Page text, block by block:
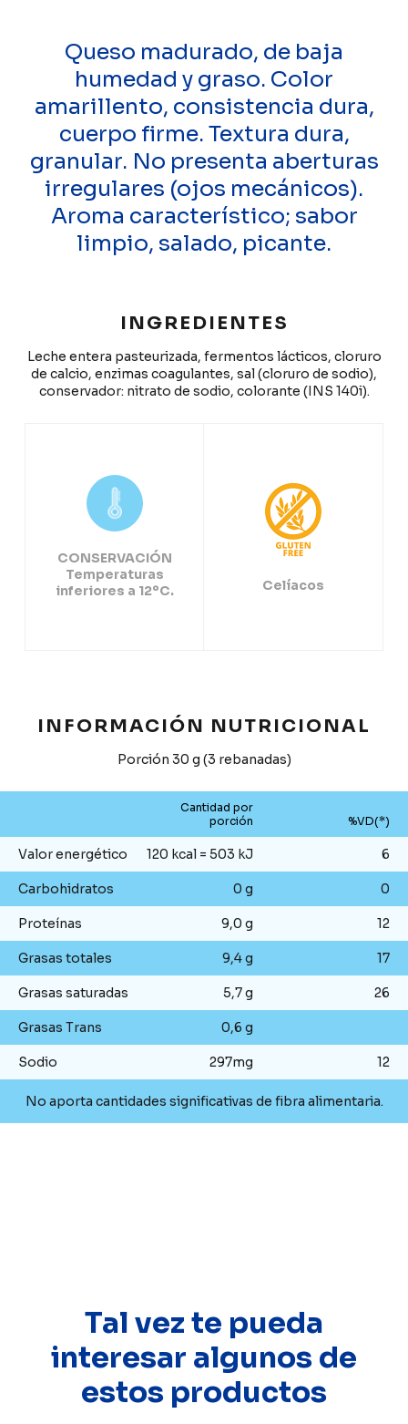
Queso madurado, de baja
humedad y graso. Color
amarillento, consistencia dura,
cuerpo firme. Textura dura,
granular. No presenta aberturas
irregulares (ojos mecánicos).
Aroma característico; sabor
limpio, salado, picante.
INGREDIENTES
Leche entera pasteurizada, fermentos lácticos, cloruro
de calcio, enzimas coagulantes, sal (cloruro de sodio),
conservador: nitrato de sodio, colorante (INS 140i).
CONSERVACIÓN
Temperaturas
inferiores a 12ºC.
Celíacos
INFORMACIÓN NUTRICIONAL
Porción 30 g (3 rebanadas)
Cantidad por
porción
%VD(*)
Valor energético 120 kcal = 503 kJ 6
Carbohidratos 0 g 0
Proteínas 9,0 g 12
Grasas totales 9,4 g 17
Grasas saturadas 5,7 g 26
Grasas Trans 0,6 g
Sodio 297mg 12
No aporta cantidades significativas de fibra alimentaria.
Tal vez te pueda
interesar algunos de
estos productos